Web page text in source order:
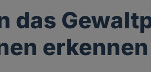
das
erkennen